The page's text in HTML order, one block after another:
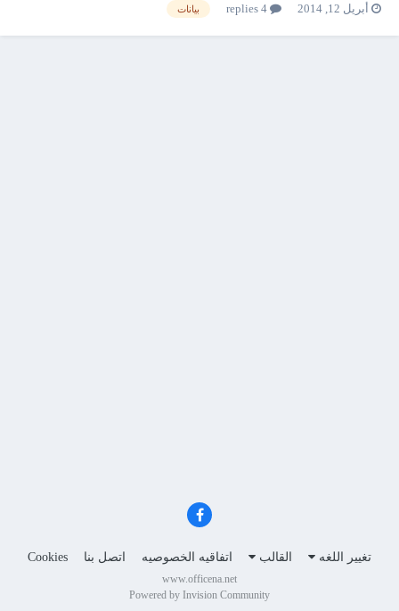
أبريل 12, 2014 بيانات
تغيير اللغه القالب اتفاقيه الخصوصيه اتصل بنا Cookies
www.officena.net
Powered by Invision Community